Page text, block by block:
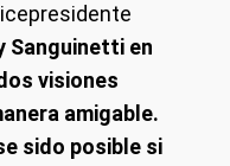
Sanguinetti en
visiones
amigable.
sido posible si